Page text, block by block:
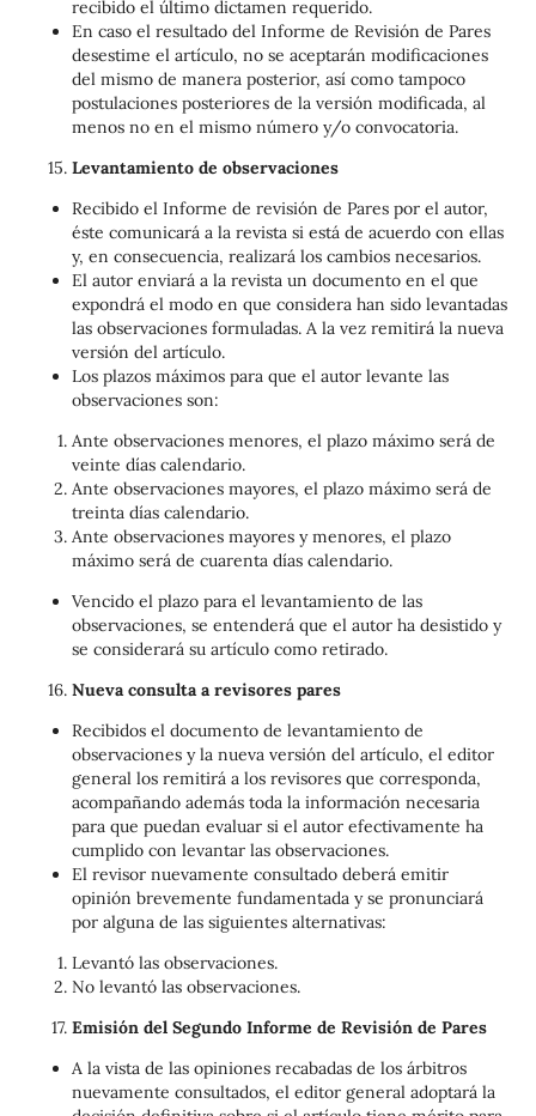
recibido el último dictamen requerido.
En caso el resultado del Informe de Revisión de Pares
desestime el artículo, no se aceptarán modificaciones
del mismo de manera posterior, así como tampoco
postulaciones posteriores de la versión modificada, al
menos no en el mismo número y/o convocatoria.
Levantamiento de observaciones
Recibido el Informe de revisión de Pares por el autor,
éste comunicará a la revista si está de acuerdo con ellas
y, en consecuencia, realizará los cambios necesarios.
El autor enviará a la revista un documento en el que
expondrá el modo en que considera han sido levantadas
las observaciones formuladas. A la vez remitirá la nueva
versión del artículo.
Los plazos máximos para que el autor levante las
observaciones son:
Ante observaciones menores, el plazo máximo será de
veinte días calendario.
Ante observaciones mayores, el plazo máximo será de
treinta días calendario.
Ante observaciones mayores y menores, el plazo
máximo será de cuarenta días calendario.
Vencido el plazo para el levantamiento de las
observaciones, se entenderá que el autor ha desistido y
se considerará su artículo como retirado.
Nueva consulta a revisores pares
Recibidos el documento de levantamiento de
observaciones y la nueva versión del artículo, el editor
general los remitirá a los revisores que corresponda,
acompañando además toda la información necesaria
para que puedan evaluar si el autor efectivamente ha
cumplido con levantar las observaciones.
El revisor nuevamente consultado deberá emitir
opinión brevemente fundamentada y se pronunciará
por alguna de las siguientes alternativas:
Levantó las observaciones.
No levantó las observaciones.
Emisión del Segundo Informe de Revisión de Pares
A la vista de las opiniones recabadas de los árbitros
nuevamente consultados, el editor general adoptará la